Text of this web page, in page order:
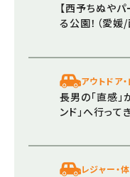
【西予ちぬや
る公園！（愛媛
アウトドア
長男の「直感」
ンド」へ行って
レジャー・